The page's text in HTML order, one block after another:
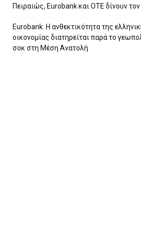
Πειραιώς, Eurobank και ΟΤΕ δίνουν τον
Eurobank: Η ανθεκτικότητα της
οικονομίας διατηρείται παρά το
σοκ στη Μέση Ανατολή